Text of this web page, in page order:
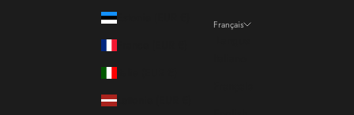
Français